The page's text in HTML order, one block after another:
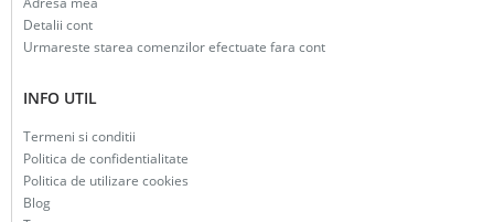
Detalii cont
Urmareste starea comenzilor efectuate fara cont
INFO UTIL
Termeni si conditii
Politica de confidentialitate
Politica de utilizare cookies
Blog